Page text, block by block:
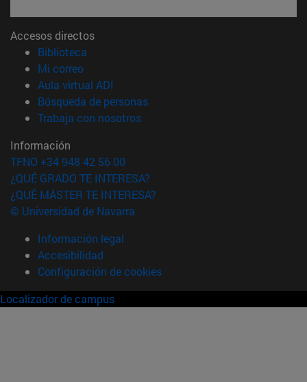
Accesos directos
Biblioteca
Mi correo(abre en nueva ventana)
Aula virtual ADI
Búsqueda de personas(abre en nueva ventana)
Trabaja con nosotros(abre en nueva ventana)
Información
TFNO +34 948 42 56 00
¿QUÉ GRADO TE INTERESA?
¿QUÉ MÁSTER TE INTERESA?
© Universidad de Navarra
Información legal
Accesibilidad
Configuración de cookies
Localizador de campus